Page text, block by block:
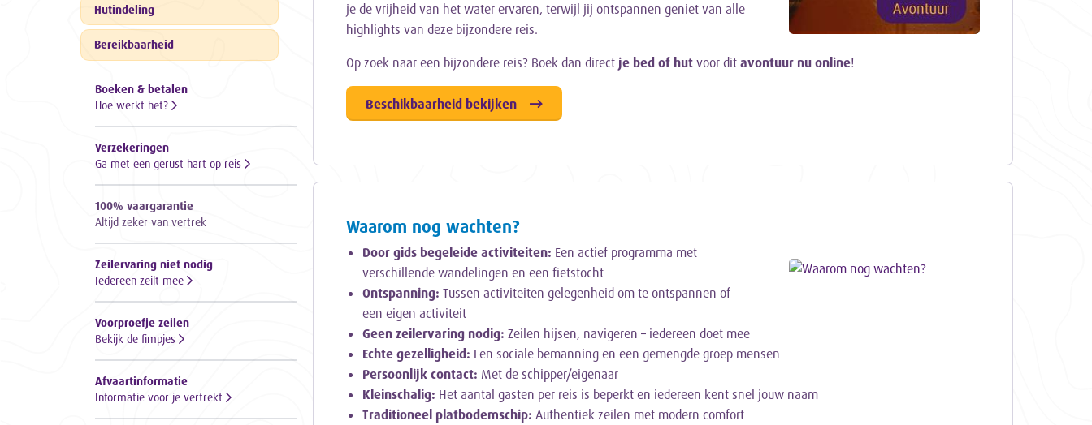
Hutindeling
Bereikbaarheid
Boeken & betalen
Hoe werkt het?
Verzekeringen
Ga met een gerust hart op reis
100% vaargarantie
Altijd zeker van vertrek
Zeilervaring niet nodig
Iedereen zeilt mee
Voorproefje zeilen
Bekijk de fimpjes
Afvaartinformatie
Informatie voor je vertrekt
je de vrijheid van het water ervaren, terwijl jij ontspannen geniet van alle
highlights van deze bijzondere reis.
Op zoek naar een bijzondere reis? Boek dan direct je bed of hut voor ditavontuur nu online!
Beschikbaarheid bekijken
Waarom nog wachten?
Door gids begeleide activiteiten: Een actief programma met
verschillende wandelingen en een fietstocht
Ontspanning: Tussen activiteiten gelegenheid om te ontspannen of
een eigen activiteit
Geen zeilervaring nodig: Zeilen hijsen, navigeren – iedereen doet mee
Echte gezelligheid: Een sociale bemanning en een gemengde groep mensen
Persoonlijk contact: Met de schipper/eigenaar
Kleinschalig: Het aantal gasten per reis is beperkt en iedereen kent snel jouw naam
Traditioneel platbodemschip: Authentiek zeilen met modern comfort